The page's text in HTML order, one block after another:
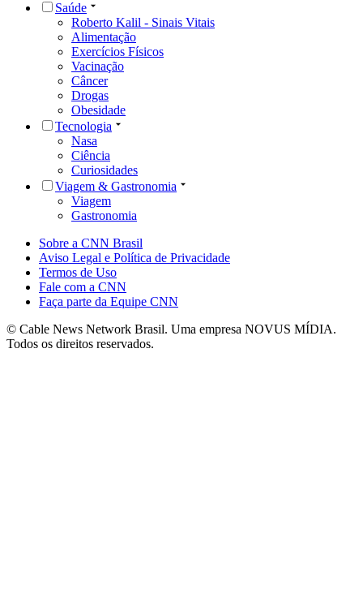
Saúde
Roberto Kalil - Sinais Vitais
Alimentação
Exercícios Físicos
Vacinação
Câncer
Drogas
Obesidade
Tecnologia
Nasa
Ciência
Curiosidades
Viagem & Gastronomia
Viagem
Gastronomia
Sobre a CNN Brasil
Aviso Legal e Política de Privacidade
Termos de Uso
Fale com a CNN
Faça parte da Equipe CNN
© Cable News Network Brasil. Uma empresa NOVUS MÍDIA.
Todos os direitos reservados.